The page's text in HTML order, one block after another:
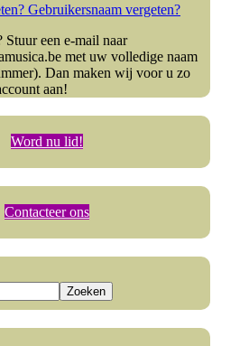
Gebruikersnaam vergeten?
Stuur een e-mail naar
met uw volledige naam
Dan maken wij voor u zo
aan!
Word nu lid!
Contacteer ons
Zoeken